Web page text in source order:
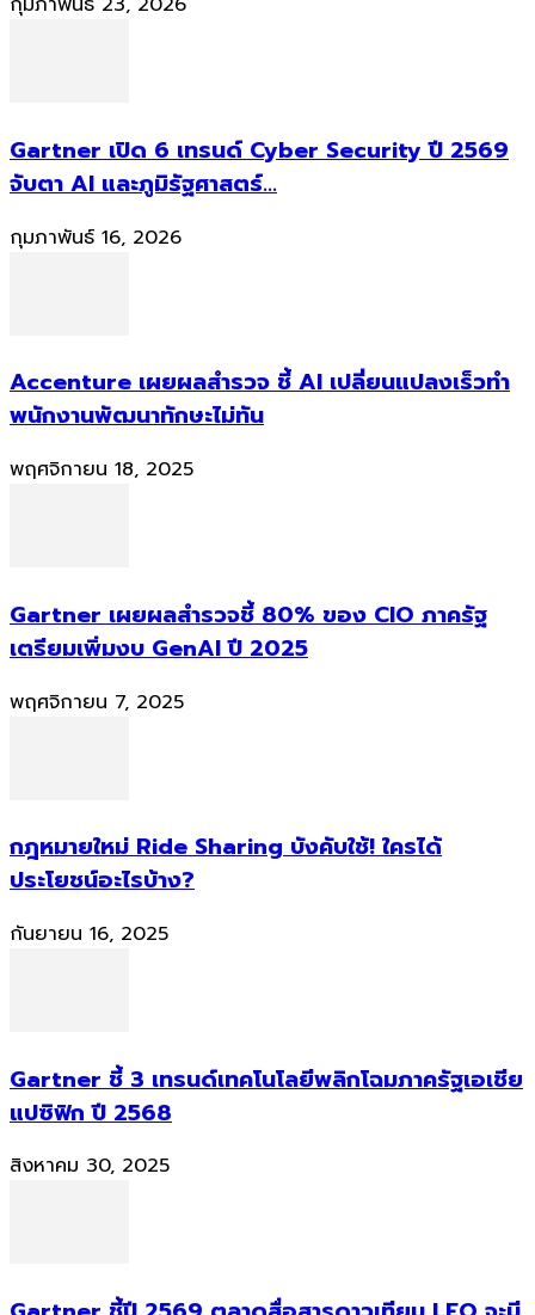
Gartner เปิด 6 เทรนด์ Cyber Security ปี 2569
จับตา AI และภูมิรัฐศาสตร์...
กุมภาพันธ์ 16, 2026
Accenture เผยผลสำรวจ ชี้ AI เปลี่ยนแปลงเร็วทำ
พนักงานพัฒนาทักษะไม่ทัน
พฤศจิกายน 18, 2025
Gartner เผยผลสำรวจชี้ 80% ของ CIO ภาครัฐ
เตรียมเพิ่มงบ GenAI ปี 2025
พฤศจิกายน 7, 2025
กฎหมายใหม่ Ride Sharing บังคับใช้! ใครได้
ประโยชน์อะไรบ้าง?
กันยายน 16, 2025
Gartner ชี้ 3 เทรนด์เทคโนโลยีพลิกโฉมภาครัฐเอเชีย
แปซิฟิก ปี 2568
สิงหาคม 30, 2025